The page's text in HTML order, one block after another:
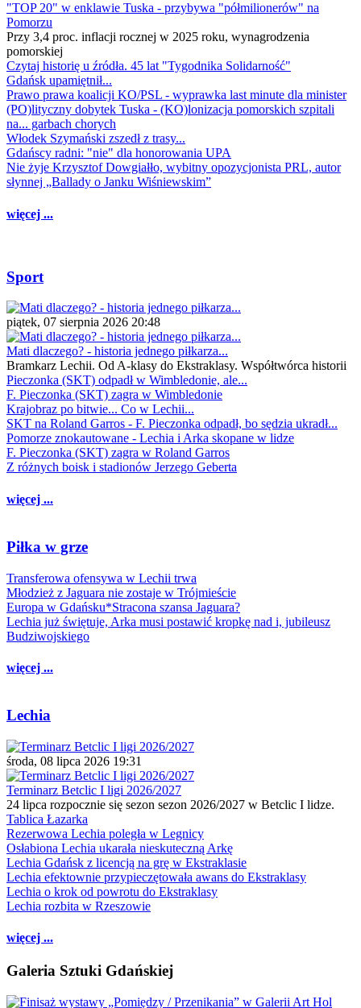
"TOP 20" w enklawie Tuska - przybywa "półmilionerów" na
Pomorzu
Przy 3,4 proc. inflacji rocznej w 2025 roku, wynagrodzenia
pomorskiej
Czytaj historię u źródła. 45 lat "Tygodnika Solidarność"
Gdańsk upamiętnił...
Prawo prawa koalicji KO/PSL - wyprawka last minute dla minister
(PO)lityczny dobytek Tuska - (KO)lonizacja pomorskich szpitali
na... garbach chorych
Włodek Szymański zszedł z trasy...
Gdańscy radni: "nie" dla honorowania UPA
Nie żyje Krzysztof Dowgiałło, wybitny opozycjonista PRL, autor
słynnej „Ballady o Janku Wiśniewskim”
więcej ...
Sport
piątek, 07 sierpnia 2026 20:48
Mati dlaczego? - historia jednego piłkarza...
Bramkarz Lechii. Od A-klasy do Ekstraklasy. Współtwórca historii
Pieczonka (SKT) odpadł w Wimbledonie, ale...
F. Pieczonka (SKT) zagra w Wimbledonie
Krajobraz po bitwie... Co w Lechii...
SKT na Roland Garros - F. Pieczonka odpadł, bo sędzia ukradł...
Pomorze znokautowane - Lechia i Arka skopane w lidze
F. Pieczonka (SKT) zagra w Roland Garros
Z różnych boisk i stadionów Jerzego Geberta
więcej ...
Piłka w grze
Transferowa ofensywa w Lechii trwa
Młodzież z Jaguara nie zostaje w Trójmieście
Europa w Gdańsku*Stracona szansa Jaguara?
Lechia już świętuje, Arka musi postawić kropkę nad i, jubileusz
Budziwojskiego
więcej ...
Lechia
środa, 08 lipca 2026 19:31
Terminarz Betclic I ligi 2026/2027
24 lipca rozpocznie się sezon sezon 2026/2027 w Betclic I lidze.
Tablica Łazarka
Rezerwowa Lechia poległa w Legnicy
Osłabiona Lechia ukarała nieskuteczną Arkę
Lechia Gdańsk z licencją na grę w Ekstraklasie
Lechia efektownie przypieczętowała awans do Ekstraklasy
Lechia o krok od powrotu do Ekstraklasy
Lechia rozbita w Rzeszowie
więcej ...
Galeria Sztuki Gdańskiej